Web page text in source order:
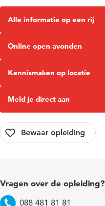
Alle informatie op een rij
Online open avonden
Kennismaken op locatie
Meld je direct aan
Vragen over de opleiding?
088 481 81 81